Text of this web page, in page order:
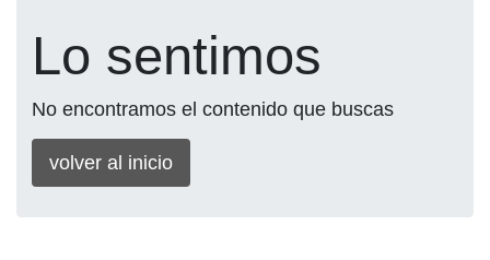
Lo sentimos
No encontramos el contenido que buscas
volver al inicio